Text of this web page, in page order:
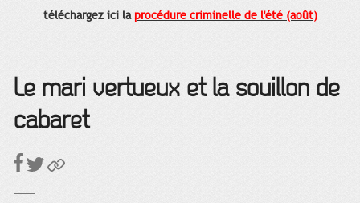
téléchargez ici laprocédure criminelle de l'été (août)
Le mari vertueux et la souillon de
cabaret